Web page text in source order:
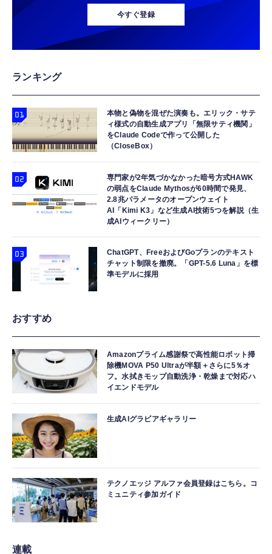
今すぐ登録
ランキング
本物と偽物を混ぜた演奏も。エリック・サテ
ィ様式の自動生成アプリ「無限サティ機関」
をClaude Codeで作って公開した
（CloseBox）
専門家が2年気づかなかった暗号方式HAWK
の弱点をClaude Mythosが60時間で発見、
2.8兆パラメータのオープンウェイト
AI「Kimi K3」など生成AI技術5つを解説（生
成AIウィークリー）
ChatGPT、FreeおよびGoプランのテキスト
チャット制限を撤廃。「GPT-5.6 Luna」を標
準モデルに採用
おすすめ
Amazonプライム感謝祭で高性能ロボット掃
除機MOVA P50 Ultraが半額＋さらに5％オ
フ。水拭きモップ自動洗浄・乾燥まで対応ハ
イエンドモデル
生成AIグラビアギャラリー
テクノエッジ アルファ会員登録はこちら。コ
ミュニティ参加ガイド
連載